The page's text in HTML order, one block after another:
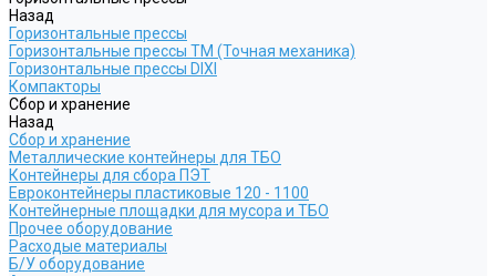
Назад
Горизонтальные прессы
Горизонтальные прессы ТМ (Точная механика)
Горизонтальные прессы DIXI
Компакторы
Сбор и хранение
Назад
Сбор и хранение
Металлические контейнеры для ТБО
Контейнеры для сбора ПЭТ
Евроконтейнеры пластиковые 120 - 1100
Контейнерные площадки для мусора и ТБО
Прочее оборудование
Расходые материалы
Б/У оборудование